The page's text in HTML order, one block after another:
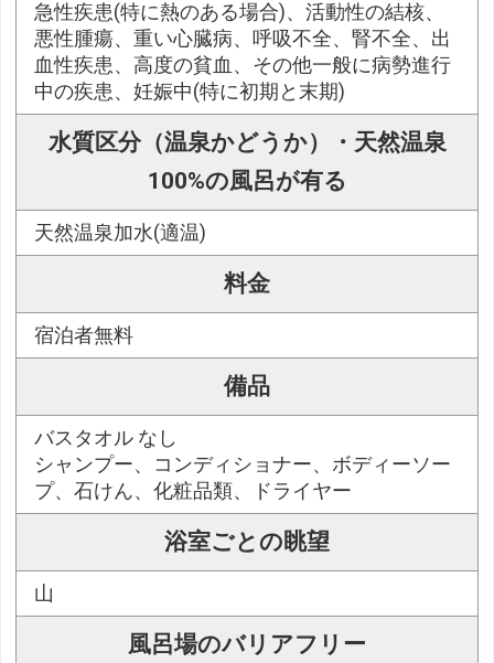
急性疾患(特に熱のある場合)、活動性の結核、
悪性腫瘍、重い心臓病、呼吸不全、腎不全、出
血性疾患、高度の貧血、その他一般に病勢進行
中の疾患、妊娠中(特に初期と末期)
水質区分（温泉かどうか）・天然温泉
100%の風呂が有る
天然温泉加水(適温)
料金
宿泊者無料
備品
バスタオル なし
シャンプー、コンディショナー、ボディーソー
プ、石けん、化粧品類、ドライヤー
浴室ごとの眺望
山
風呂場のバリアフリー